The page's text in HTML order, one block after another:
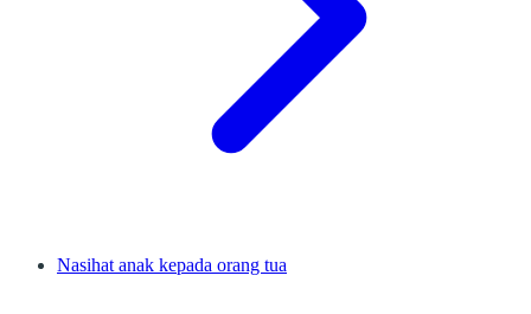
Nasihat anak kepada orang tua